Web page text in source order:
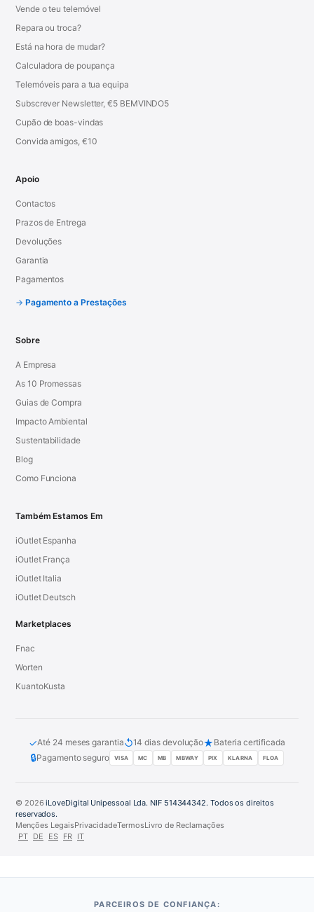
Vende o teu telemóvel
Repara ou troca?
Está na hora de mudar?
Calculadora de poupança
Telemóveis para a tua equipa
Subscrever Newsletter, €5 BEMVINDO5
Cupão de boas-vindas
Convida amigos, €10
Apoio
Contactos
Prazos de Entrega
Devoluções
Garantia
Pagamentos
Pagamento a Prestações
Sobre
A Empresa
As 10 Promessas
Guias de Compra
Impacto Ambiental
Sustentabilidade
Blog
Como Funciona
Também Estamos Em
iOutlet Espanha
iOutlet França
iOutlet Italia
iOutlet Deutsch
Marketplaces
Fnac
Worten
KuantoKusta
✓Até 24 meses garantia↺14 dias devolução★ Bateria certificada
🔒Pagamento seguro VISA MC MB MBWAY PIX KLARNA FLOA
© 2026iLoveDigital Unipessoal Lda. NIF 514344342. Todos os direitos
reservados.
Menções LegaisPrivacidadeTermosLivro de Reclamações
PT DE ES FR IT
PARCEIROS DE CONFIANÇA: